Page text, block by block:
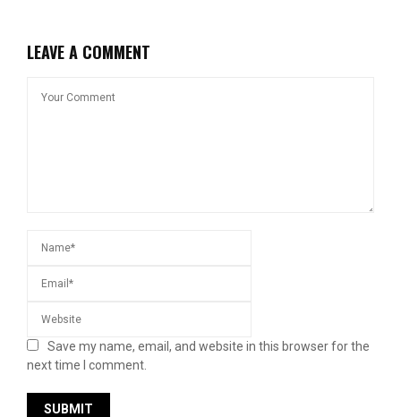
LEAVE A COMMENT
Save my name, email, and website in this browser for the
next time I comment.